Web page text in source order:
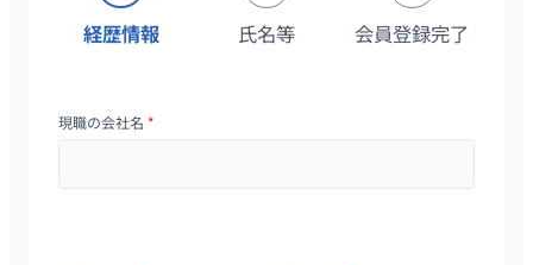
経歴情報
氏名等
会員登録完了
現職の会社名 *